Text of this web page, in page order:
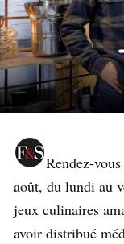
Rendez-
août, du lundi au
jeux culinaires
avoir distribué